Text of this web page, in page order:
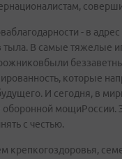
- в
тыла. В самые тяжелые
которые
И сегодня, в
мощиРоссии.
с честью.
крепкогоздоровья,